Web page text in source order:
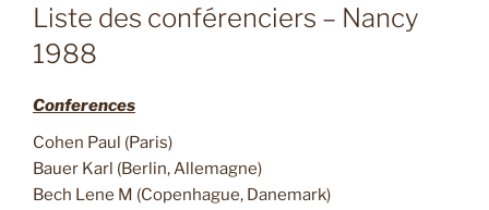
Liste des conférenciers – Nancy
1988
Conferences
Cohen Paul (Paris)
Bauer Karl (Berlin, Allemagne)
Bech Lene M (Copenhague, Danemark)